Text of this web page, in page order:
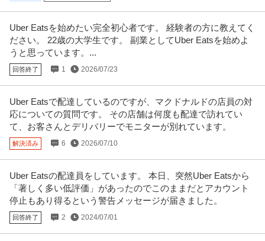
(土日祝)×長期休暇あ…続きを見る
提供：コクヨ＆パートナーズ株式会社
法人営業 ／ 「戦略コンサルタント」組織の歯車から「経営の当事
者」へ／NY進出・WSJ受賞を控える成長フェーズで／100名の組
織を共に創る
U・IターンOK
年収1,000万円
【職種】営業＞法人営業 【業種】コンサルティング＞コンサルティング ※会
員属性などに応じ、当該求人
この条件の求人をもっと見る
Uber Eatsを始めたい完全初心者です。 経験者の方に教えてく
ださい。 22歳の大学生です。 副業としてUber Eatsを始めよ
うと思っています。...
回答終了 1 2026/07/23
Uber Eatsで配達しているのですが、マクドナルドの店員の対
応についての質問です。 その店舗は何度も配達で訪れてい
て、お客さんとデリバリーでモニターが別れています。
解決済み 6 2026/07/10
Uber Eatsの配達員をしています。 本日、突然Uber Eatsから
「著しく多い低評価」があったのでこのままだとアカウント
停止もあり得るという警告メッセージが届きました。
回答終了 2 2024/07/01